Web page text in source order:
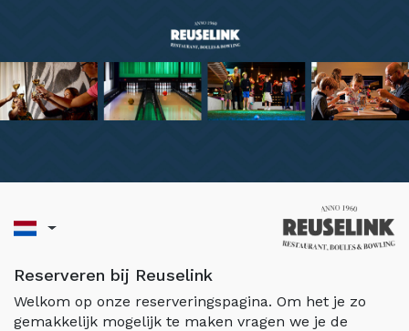
Reserveren bij Reuselink
Welkom op onze reserveringspagina. Om het je zo
gemakkelijk mogelijk te maken vragen we je de